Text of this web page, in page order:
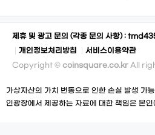
제휴 및 광고 문의 (각종 문의 사항) :
개인정보처리방침
서비스이용약관
Copyright © coinsquare.co.kr All
가상자산의 가치 변동으로 인한 손실 발생 가
인광장에서 제공하는 자료에 대한 책임은 본